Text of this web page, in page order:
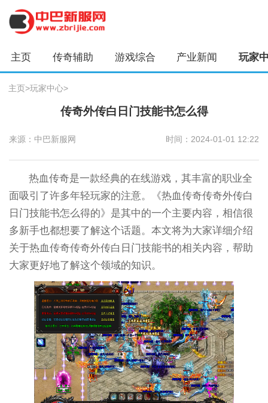
主页 传奇辅助 游戏综合 产业新闻 玩家
主页>玩家中心>
传奇外传白日门技能书怎么得
来源：中巴新服网 时间：2024-01-01 12:22
热血传奇是一款经典的在线游戏，其丰富的职业全
面吸引了许多年轻玩家的注意。《热血传奇传奇外传白
日门技能书怎么得的》是其中的一个主要内容，相信很
多新手也都想要了解这个话题。本文将为大家详细介绍
关于热血传奇传奇外传白日门技能书的相关内容，帮助
大家更好地了解这个领域的知识。